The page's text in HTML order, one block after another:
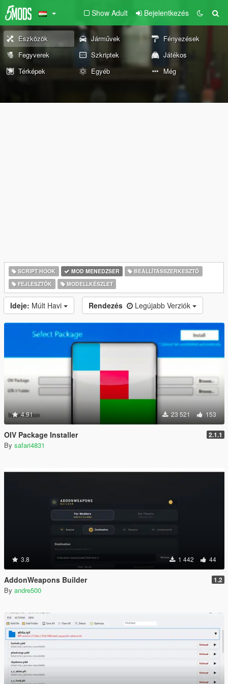
Show Adult Bejelentkezés
Eszközök Járművek
Fényezések
Fegyverek
Szkriptek
Játékos
Térképek
Egyéb Még
SCRIPT HOOK MOD MENEDZSER
BEÁLLÍTÁSSZERKESZTŐ
FEJLESZTŐK
MODELLKÉSZLET
Ideje: Múlt Havi Rendezés Legújabb Verziók
4.91 23 521 153
OIV Package Installer 2.1.1
By safari4831
3.8 1 442 44
AddonWeapons Builder 1.2
By andre500